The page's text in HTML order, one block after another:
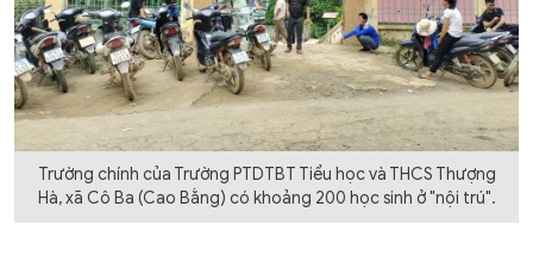
Trường chính của Trường PTDTBT Tiểu học và THCS Thượng
Hà, xã Cô Ba (Cao Bằng) có khoảng 200 học sinh ở "nội trú".